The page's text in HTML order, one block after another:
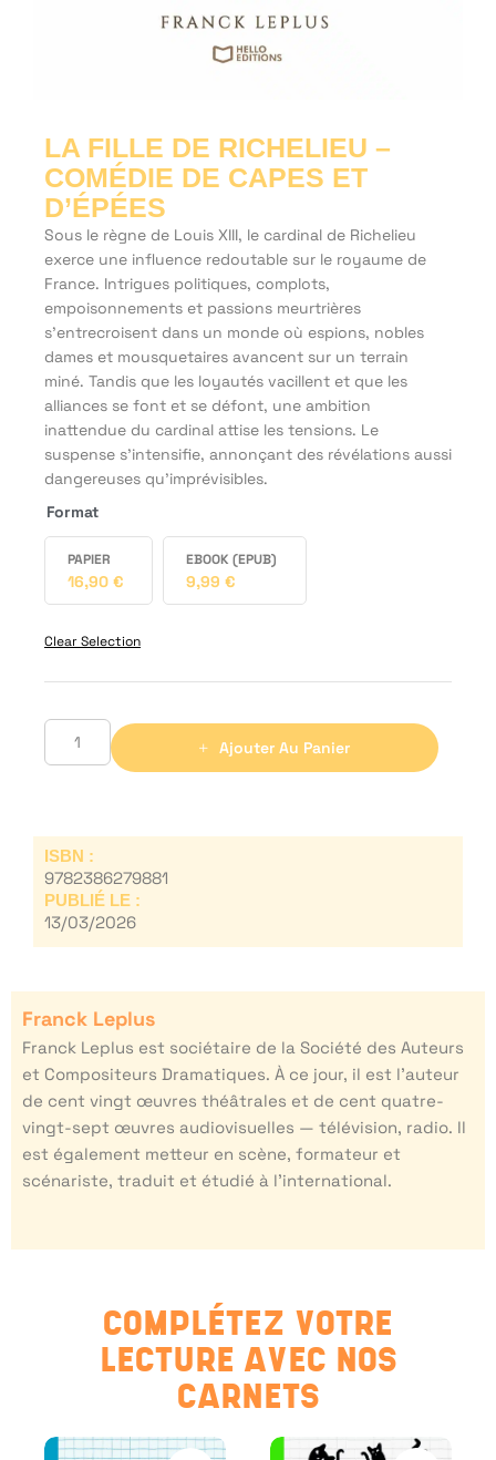
LA FILLE DE RICHELIEU –
COMÉDIE DE CAPES ET
D’ÉPÉES
Sous le règne de Louis XIII, le cardinal de Richelieu
exerce une influence redoutable sur le royaume de
France. Intrigues politiques, complots,
empoisonnements et passions meurtrières
s’entrecroisent dans un monde où espions, nobles
dames et mousquetaires avancent sur un terrain
miné. Tandis que les loyautés vacillent et que les
alliances se font et se défont, une ambition
inattendue du cardinal attise les tensions. Le
suspense s’intensifie, annonçant des révélations aussi
dangereuses qu’imprévisibles.
Format
PAPIER
16,90 €
EBOOK (EPUB)
9,99 €
Clear Selection
Ajouter Au Panier
ISBN :
9782386279881
PUBLIÉ LE :
13/03/2026
Franck Leplus
Franck Leplus est sociétaire de la Société des Auteurs
et Compositeurs Dramatiques. À ce jour, il est l’auteur
de cent vingt œuvres théâtrales et de cent quatre-
vingt-sept œuvres audiovisuelles — télévision, radio. Il
est également metteur en scène, formateur et
scénariste, traduit et étudié à l’international.
COMPLÉTEZ VOTRE
LECTURE AVEC NOS
CARNETS